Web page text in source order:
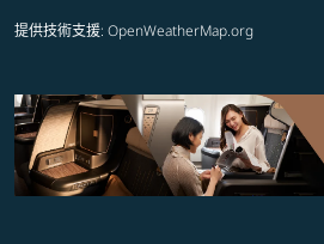
提供技術支援: OpenWeatherMap.org